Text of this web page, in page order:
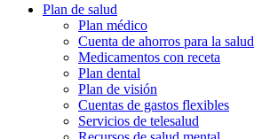
Plan de salud
Plan médico
Cuenta de ahorros para la salud
Medicamentos con receta
Plan dental
Plan de visión
Cuentas de gastos flexibles
Servicios de telesalud